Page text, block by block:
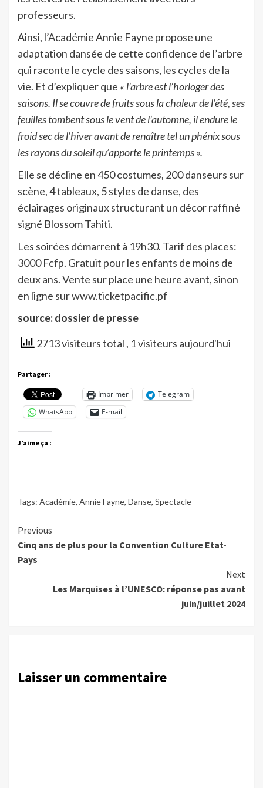
professeurs.
Ainsi, l’Académie Annie Fayne propose une
adaptation dansée de cette confidence de l’arbre
qui raconte le cycle des saisons, les cycles de la
vie. Et d’expliquer que « l’arbre est l’horloger des
saisons. Il se couvre de fruits sous la chaleur de l’été, ses
feuilles tombent sous le vent de l’automne, il endure le
froid sec de l’hiver avant de renaître tel un phénix sous
les rayons du soleil qu’apporte le printemps ».
Elle se décline en 450 costumes, 200 danseurs sur
scène, 4 tableaux, 5 styles de danse, des
éclairages originaux structurant un décor raffiné
signé Blossom Tahiti.
Les soirées démarrent à 19h30. Tarif des places:
3000 Fcfp. Gratuit pour les enfants de moins de
deux ans. Vente sur place une heure avant, sinon
en ligne sur www.ticketpacific.pf
source: dossier de presse
2713 visiteurs total , 1 visiteurs aujourd'hui
Partager :
Imprimer
Telegram
WhatsApp
E-mail
J’aime ça :
Tags: Académie, Annie Fayne, Danse, Spectacle
Continue
Reading
Previous
Cinq ans de plus pour la Convention Culture Etat-
Pays
Next
Les Marquises à l’UNESCO: réponse pas avant
juin/juillet 2024
Laisser un commentaire